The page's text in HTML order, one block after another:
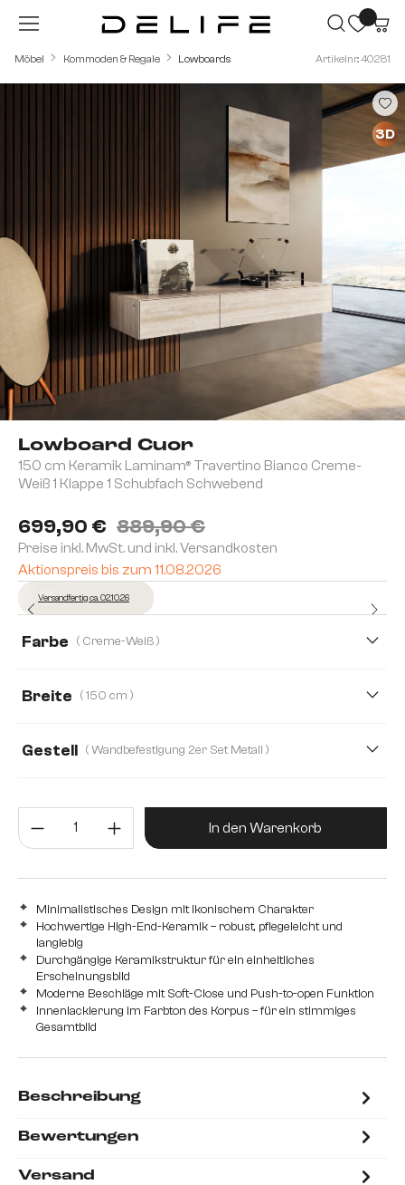
Zum Hauptinhalt springen
Möbel Kommoden & Regale Lowboards Artikelnr.: 40281
Lowboard Cuor
150 cm Keramik Laminam® Travertino Bianco Creme-
Weiß 1 Klappe 1 Schubfach Schwebend
699,90 € 889,90 €
Preise inkl. MwSt. und inkl. Versandkosten
Aktionspreis bis zum 11.08.2026
Versandfertig ca. 02.10.26
Farbe ( Creme-Weiß )
Breite ( 150 cm )
Gestell ( Wandbefestigung 2er Set Metall )
Produkt Anzahl: Gib den
In den Warenkorb
Minimalistisches Design mit ikonischem Charakter
Hochwertige High-End-Keramik – robust, pflegeleicht und
langlebig
Durchgängige Keramikstruktur für ein einheitliches
Erscheinungsbild
Moderne Beschläge mit Soft-Close und Push-to-open Funktion
Innenlackierung im Farbton des Korpus – für ein stimmiges
Gesamtbild
3D
Beschreibung
Bewertungen
Versand